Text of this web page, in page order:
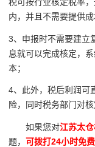
内，并且不需要提供
3、申报时不需要建立
息就可以完成核定，
本；
4、此外，税后利润可
险，同时税务部门对
如果您对江苏太
题， 可拨打24小时免